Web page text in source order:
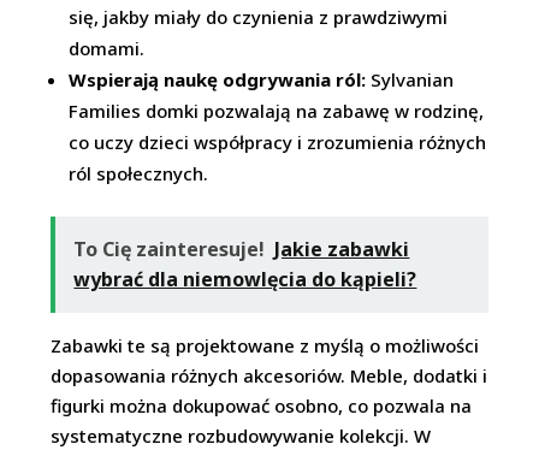
się, jakby miały do czynienia z prawdziwymi
domami.
Wspierają naukę odgrywania ról: Sylvanian
Families domki pozwalają na zabawę w rodzinę,
co uczy dzieci współpracy i zrozumienia różnych
ról społecznych.
To Cię zainteresuje! Jakie zabawki
wybrać dla niemowlęcia do kąpieli?
Zabawki te są projektowane z myślą o możliwości
dopasowania różnych akcesoriów. Meble, dodatki i
figurki można dokupować osobno, co pozwala na
systematyczne rozbudowywanie kolekcji. W